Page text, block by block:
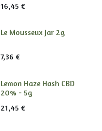
16,45 €
Le Mousseux Jar 2g
7,36 €
Lemon Haze Hash CBD
20% - 5g
21,45 €